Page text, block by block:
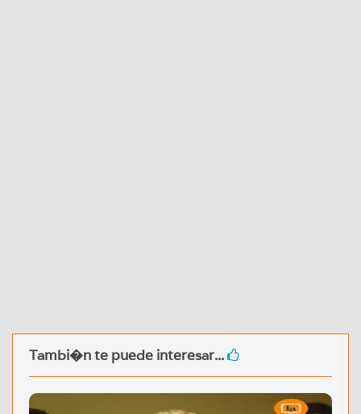
Tambi�n te puede interesar...